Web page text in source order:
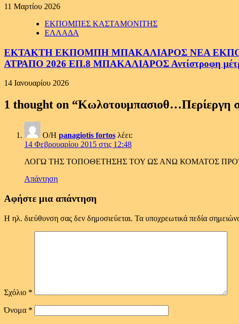
11 Μαρτίου 2026
ΕΚΠΟΜΠΕΣ ΚΑΣΤΑΜΟΝΙΤΗΣ
ΕΛΛΑΔΑ
ΕΚΤΑΚΤΗ ΕΚΠΟΜΠΗ ΜΠΑΚΑΛΙΑΡΟΣ ΝΕΑ
ΑΤΡΑΠΟ 2026 ΕΠ.8 ΜΠΑΚΑΛΙΑΡΟΣ Αντίστροφη
14 Ιανουαρίου 2026
1 thought on “Κωλοτουμπασιοθ…Περίεργη
Ο/Η panagiotis fortos λέει:
14 Φεβρουαρίου 2015 στις 12:48
ΛΟΓΩ ΤΗΣ ΤΟΠΟΘΕΤΗΣΗΣ ΤΟΥ ΩΣ ΑΝΩ ΚΟΜΑΤΟΣ
Απάντηση
Αφήστε μια απάντηση
Η ηλ. διεύθυνση σας δεν δημοσιεύεται. Τα υποχρεωτικά πεδία
Σχόλιο *
Όνομα *